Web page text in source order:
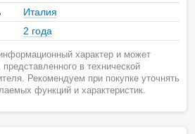
Италия
2 года
характер и может
в технической
Рекомендуем при покупке уточнять
функций и характеристик.